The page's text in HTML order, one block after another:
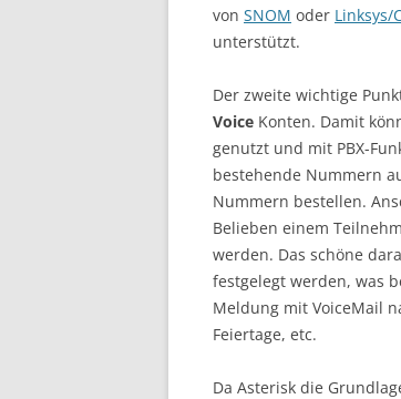
von SNOM oder Linksys/
unterstützt.
Der zweite wichtige
Voice Konten. Damit
genutzt und mit PBX-
bestehende Nummern
Nummern bestellen.
Belieben einem
werden. Das schöne
festgelegt werden, was
Meldung mit VoiceMail
Feiertage, etc.
Da Asterisk die